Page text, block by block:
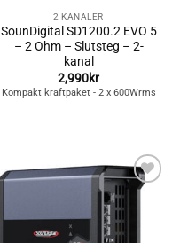
2 KANALER
SounDigital SD1200.2 EVO 5
– 2 Ohm – Slutsteg – 2-
kanal
2,990kr
Kompakt kraftpaket - 2 x 600Wrms
Lägg till i
önskelistan